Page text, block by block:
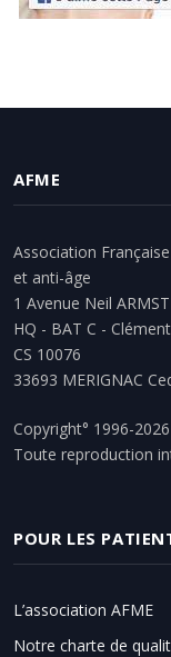
AFME
Association
et anti-âge
1 Avenue Neil
HQ - BAT C -
CS 10076
33693 MERIGNAC
Copyright° 1996-2026
Toute reproduction
POUR LES
L’association AFME
Notre charte de